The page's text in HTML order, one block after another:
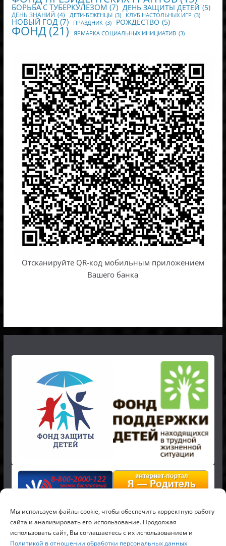
Мы используем файлы cookie, чтобы обеспечить корректную работу
сайта и анализировать его использование. Продолжая
использовать сайт, Вы соглашаетесь с их использованием и
Политикой в отношении обработки персональных данных
БОРЬБА С ТУБЕРКУЛЕЗОМ (7) ДЕНЬ ЗАЩИТЫ ДЕТЕЙ (5)
ДЕНЬ ЗНАНИЙ (4) ДЕТИ-БЕЖЕНЦЫ (3) КЛУБ НАСТОЛЬНЫХ ИГР (3)
НОВЫЙ ГОД (7) ПРАЗДНИК (3) РОЖДЕСТВО (5)
ФОНД (21) ЯРМАРКА СОЦИАЛЬНЫХ ИНИЦИАТИВ (3)
Отсканируйте QR-код мобильным приложением
Вашего банка